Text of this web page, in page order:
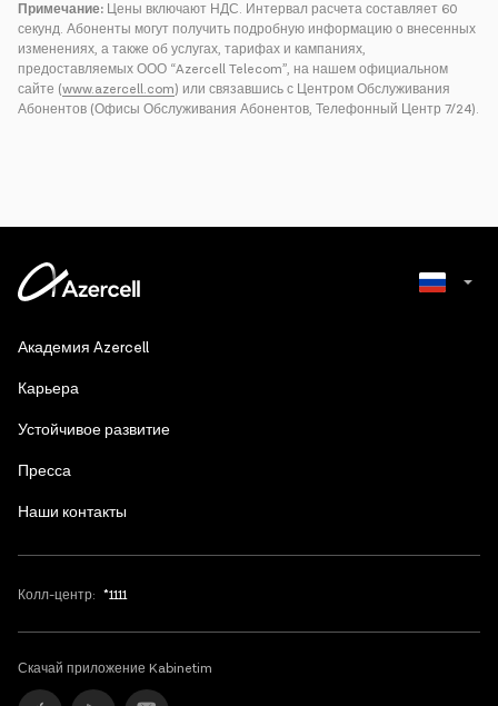
Примечание: Цены включают НДС. Интервал расчета составляет 60
секунд. Абоненты могут получить подробную информацию о внесенных
изменениях, а также об услугах, тарифах и кампаниях,
предоставляемых ООО “Azercell Telecom”, на нашем официальном
сайте (www.azercell.com) или связавшись с Центром Обслуживания
Абонентов (Офисы Обслуживания Абонентов, Телефонный Центр 7/24).
Академия Azercell
Карьера
Устойчивое развитие
Пресса
Наши контакты
Колл-центр: *1111
Скачай приложение Kabinetim